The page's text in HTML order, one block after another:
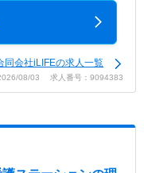
同会社iLIFEの求人一覧
08/03 求人番号：9094383